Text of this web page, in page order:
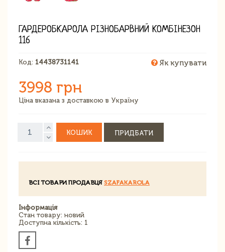
ГАРДЕРОБКАРОЛА РІЗНОБАРВНИЙ КОМБІНЕЗОН
116
Код: 14438731141 Як купувати
3998 грн
Ціна вказана з доставкою в Україну
КОШИК ПРИДБАТИ
ВСІ ТОВАРИ ПРОДАВЦЯ SZAFAKAROLA
Інформація
Стан товару: новий
Доступна кількість: 1